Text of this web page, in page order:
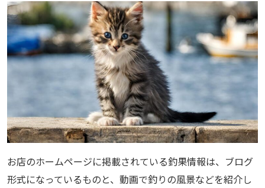
お店のホームページに掲載されている釣果情報は、ブログ
形式になっているものと、動画で釣りの風景などを紹介し